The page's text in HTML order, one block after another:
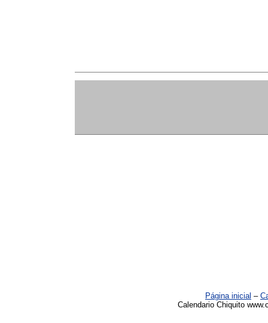
Página inicial –
Calendario Chiquito